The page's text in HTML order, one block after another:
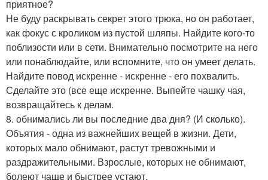
приятное?
Не буду раскрывать секрет этого трюка, но он работает,
как фокус с кроликом из пустой шляпы. Найдите кого-то
поблизости или в сети. Внимательно посмотрите на него
или понаблюдайте, или вспомните, что он умеет делать.
Найдите повод искренне - искренне - его похвалить.
Сделайте это (все еще искренне. Выпейте чашку чая,
возвращайтесь к делам.
8. обнимались ли вы последние два дня? (И сколько).
Объятия - одна из важнейших вещей в жизни. Дети,
которых мало обнимают, растут тревожными и
раздражительными. Взрослые, которых не обнимают,
болеют чаще и быстрее устают.